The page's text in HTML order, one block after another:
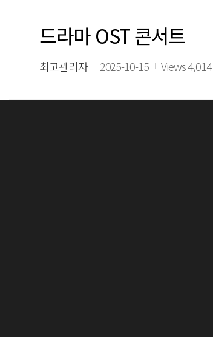
드라마 OST 콘서트
최고관리자 2025-10-15 Views 4,014